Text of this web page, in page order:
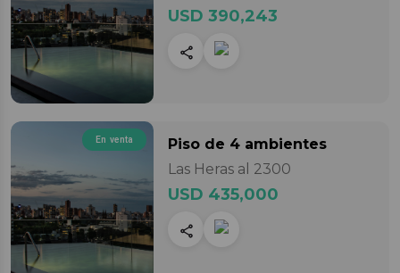
USD 390,243
En venta Piso de 4 ambientes
Las Heras al 2300
USD 435,000